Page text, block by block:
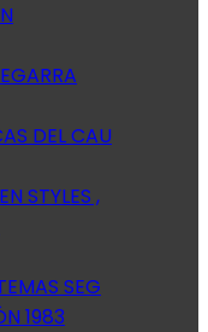
DEL CAU
STYLES ,
SEG
1983